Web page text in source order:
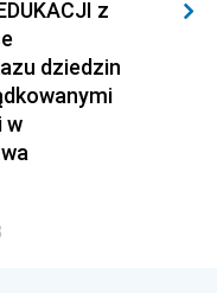
z
dziedzin
w